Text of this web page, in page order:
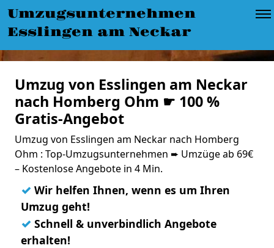
Umzugsunternehmen
Esslingen am Neckar
Umzug von Esslingen am Neckar
nach Homberg Ohm ☛ 100 %
Gratis-Angebot
Umzug von Esslingen am Neckar nach Homberg
Ohm : Top-Umzugsunternehmen ➨ Umzüge ab 69€
– Kostenlose Angebote in 4 Min.
✓ Wir helfen Ihnen, wenn es um Ihren
Umzug geht!
✓ Schnell & unverbindlich Angebote
erhalten!